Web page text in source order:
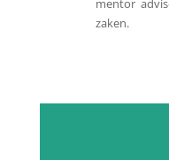
mentor
zaken.